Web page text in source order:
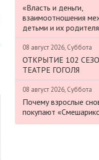
«Власть и деньги,
взаимоотношения
детьми и их
08 август 2026, Суббота
ОТКРЫТИЕ 102
ТЕАТРЕ ГОГОЛЯ
08 август 2026, Суббота
Почему взрослые
покупают